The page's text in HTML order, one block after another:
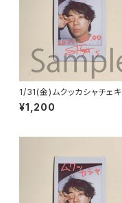
1/31(金)ムクッカシャチェキ
¥1,200